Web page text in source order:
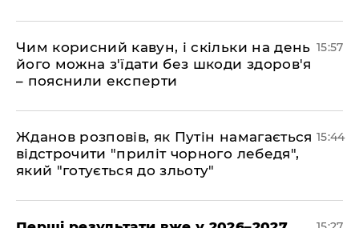
Чим корисний кавун, і скільки на день
його можна з'їдати без шкоди здоров'я
– пояснили експерти
15:57
Жданов розповів, як Путін намагається
відстрочити "приліт чорного лебедя",
який "готується до зльоту"
15:44